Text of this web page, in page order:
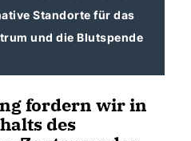
Standorte für das
und die Blutspende
fordern wir in
des